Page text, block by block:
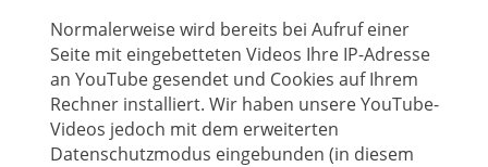
Normalerweise wird bereits bei Aufruf einer
Seite mit eingebetteten Videos Ihre IP-Adresse
an YouTube gesendet und Cookies auf Ihrem
Rechner installiert. Wir haben unsere YouTube-
Videos jedoch mit dem erweiterten
Datenschutzmodus eingebunden (in diesem